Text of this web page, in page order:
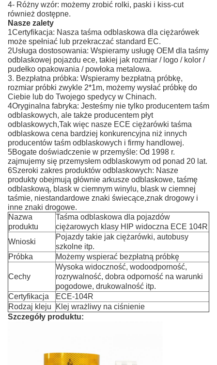
4- Różny wzór: możemy zrobić rolki, paski i kiss-cut
również dostępne.
Nasze zalety
1Certyfikacja: Nasza taśma odblaskowa dla ciężarówek
może spełniać lub przekraczać standard EC.
2Usługa dostosowania: Wspieramy usługę OEM dla taśmy
odblaskowej pojazdu ece, takiej jak rozmiar / logo / kolor /
pudełko opakowania / powłoka metalowa.
3. Bezpłatna próbka: Wspieramy bezpłatną próbkę,
rozmiar próbki zwykle 2*1m, możemy wysłać próbkę do
Ciebie lub do Twojego spedycy w Chinach.
4Oryginalna fabryka: Jesteśmy nie tylko producentem taśm
odblaskowych, ale także producentem płyt
odblaskowych,Tak więc nasze ECE ciężarówki taśma
odblaskowa cena bardziej konkurencyjna niż innych
producentów taśm odblaskowych i firmy handlowej.
5Bogate doświadczenie w przemyśle: Od 1998 r.
zajmujemy się przemysłem odblaskowym od ponad 20 lat.
6Szeroki zakres produktów odblaskowych: Nasze
produkty obejmują głównie arkusze odblaskowe, taśmę
odblaskową, blask w ciemnym winylu, blask w ciemnej
taśmie, niestandardowe znaki świecące,znak drogowy i
inne znaki drogowe.
Nazwa
produktu
Taśma odblaskowa dla pojazdów
ciężarowych klasy HIP widoczna ECE 104R
Wnioski
Pojazdy takie jak ciężarówki, autobusy
szkolne itp.
Próbka
Możemy wspierać bezpłatną próbkę
Cechy
Wysoka widoczność, wodoodporność,
rozrywalność, dobra odporność na warunki
pogodowe, drukowalność itp.
Certyfikacja
ECE-104R
Rodzaj kleju
Klej wrażliwy na ciśnienie
Szczegóły produktu: